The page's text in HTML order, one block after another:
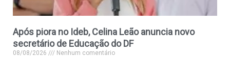
Após piora no Ideb, Celina Leão anuncia novo
secretário de Educação do DF
08/08/2026 Nenhum comentário